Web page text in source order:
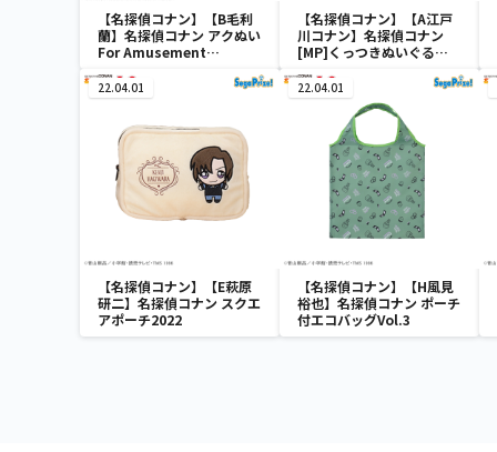
【名探偵コナン】【B毛利
蘭】名探偵コナン アクぬい
For Amusement
【名探偵コナン】【A江戸
川コナン】名探偵コナン
[MP]くっつきぬいぐる
藤”
22.04.01
【名探偵コナン】【E萩原
研二】名探偵コナン スクエ
アポーチ2022
22.04.01
【名探偵コナン】【H風見
裕也】名探偵コナン ポーチ
付エコバッグVol.3